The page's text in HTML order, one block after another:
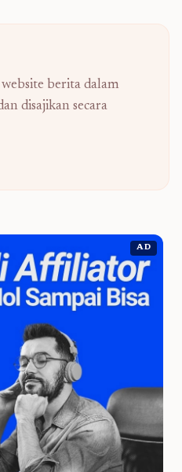
berita dalam
disajikan secara
AD